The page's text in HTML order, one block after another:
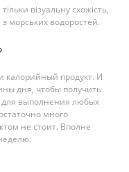
візуальну схожість,
морських водоростей.
калорийный продукт. И
дня, чтобы получить
для выполнения любых
много
не стоит. Вполне